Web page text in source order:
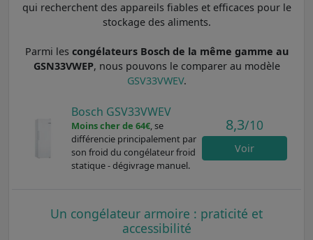
qui recherchent des appareils fiables et efficaces pour le
stockage des aliments.
Parmi les congélateurs Bosch de la même gamme au
GSN33VWEP, nous pouvons le comparer au modèle
GSV33VWEV.
Bosch GSV33VWEV
Moins cher de 64€, se
différencie principalement par
son froid du congélateur froid
statique - dégivrage manuel.
8,3/10
Voir
Un congélateur armoire : praticité et
accessibilité